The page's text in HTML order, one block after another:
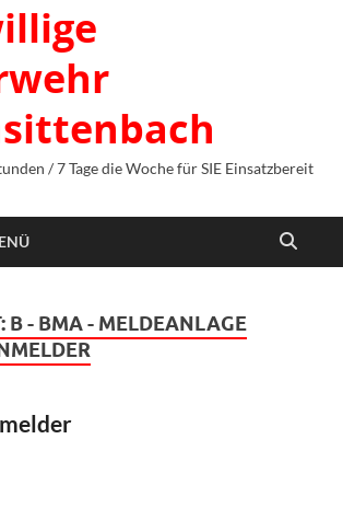
/ 7 Tage die Woche für SIE Einsatzbereit
B - BMA - MELDEANLAGE